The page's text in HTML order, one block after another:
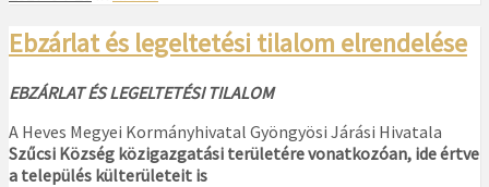
Ebzárlat és legeltetési tilalom elrendelése
EBZÁRLAT ÉS LEGELTETÉSI TILALOM
A Heves Megyei Kormányhivatal Gyöngyösi Járási Hivatala
Szűcsi Község közigazgatási területére vonatkozóan, ide értve
a település külterületeit is